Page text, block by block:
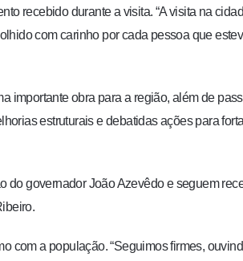
recebido durante a visita. “A visita na
com carinho por cada pessoa que
importante obra para a região, além de
estruturais e debatidas ações para
do governador João Azevêdo e seguem
com a população. “Seguimos firmes,